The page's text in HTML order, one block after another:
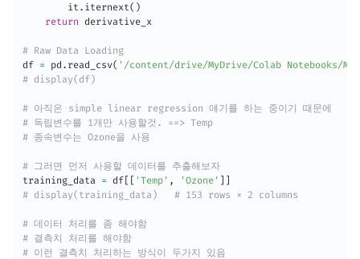
        it
. iternext( )
return derivative_x
# Raw Data Loading
df = pd . read_csv( '/content/drive/MyDrive/Colab Notebooks/
# display(df)
# 아직은 simple linear regression 얘기를 하는 중이기 때문에
# 독립변수를 1개만 사용할것. ==> Temp
# 종속변수는 Ozone을 사용
# 그러면 먼저 사용할 데이터를 추출해보자
training_data = df 'Temp' , 'Ozone'
# display(training_data)   # 153 rows × 2 columns
# 데이터 처리를 좀 해야함
# 결측치 처리를 해야함
# 이런 결측치 처리하는 방식이 두가지 있음